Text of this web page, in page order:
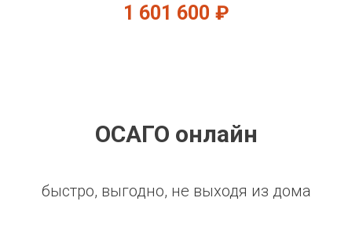
1 601 600 ₽
ОСАГО онлайн
быстро, выгодно, не выходя из дома